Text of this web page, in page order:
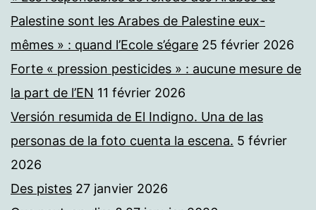
Palestine sont les Arabes de Palestine eux-
mêmes » : quand l’Ecole s’égare 25 février 2026
Forte « pression pesticides » : aucune mesure de
la part de l’EN 11 février 2026
Versión resumida de El Indigno. Una de las
personas de la foto cuenta la escena. 5 février
2026
Des pistes 27 janvier 2026